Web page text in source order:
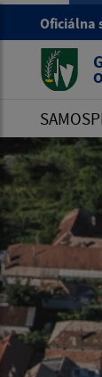
Oficiálna